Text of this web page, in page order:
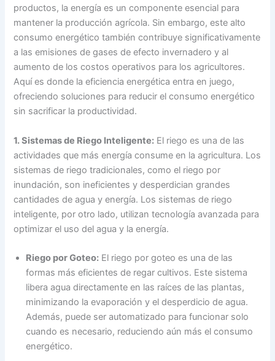
productos, la energía es un componente esencial para
mantener la producción agrícola. Sin embargo, este alto
consumo energético también contribuye significativamente
a las emisiones de gases de efecto invernadero y al
aumento de los costos operativos para los agricultores.
Aquí es donde la eficiencia energética entra en juego,
ofreciendo soluciones para reducir el consumo energético
sin sacrificar la productividad.
1. Sistemas de Riego Inteligente: El riego es una de las
actividades que más energía consume en la agricultura. Los
sistemas de riego tradicionales, como el riego por
inundación, son ineficientes y desperdician grandes
cantidades de agua y energía. Los sistemas de riego
inteligente, por otro lado, utilizan tecnología avanzada para
optimizar el uso del agua y la energía.
Riego por Goteo: El riego por goteo es una de las
formas más eficientes de regar cultivos. Este sistema
libera agua directamente en las raíces de las plantas,
minimizando la evaporación y el desperdicio de agua.
Además, puede ser automatizado para funcionar solo
cuando es necesario, reduciendo aún más el consumo
energético.